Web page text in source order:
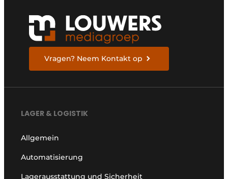
Vragen? Neem Kontakt op
LAGER & LOGISTIK
Allgemein
Automatisierung
Lagerausstattung und Sicherheit